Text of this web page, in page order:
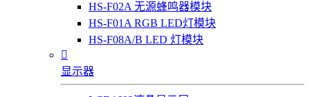
HS-F02A 无源蜂鸣器模块
HS-F01A RGB LED灯模块
HS-F08A/B LED 灯模块

显示器